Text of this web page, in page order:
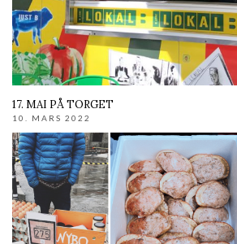
17. MAI PÅ TORGET
10. MARS 2022